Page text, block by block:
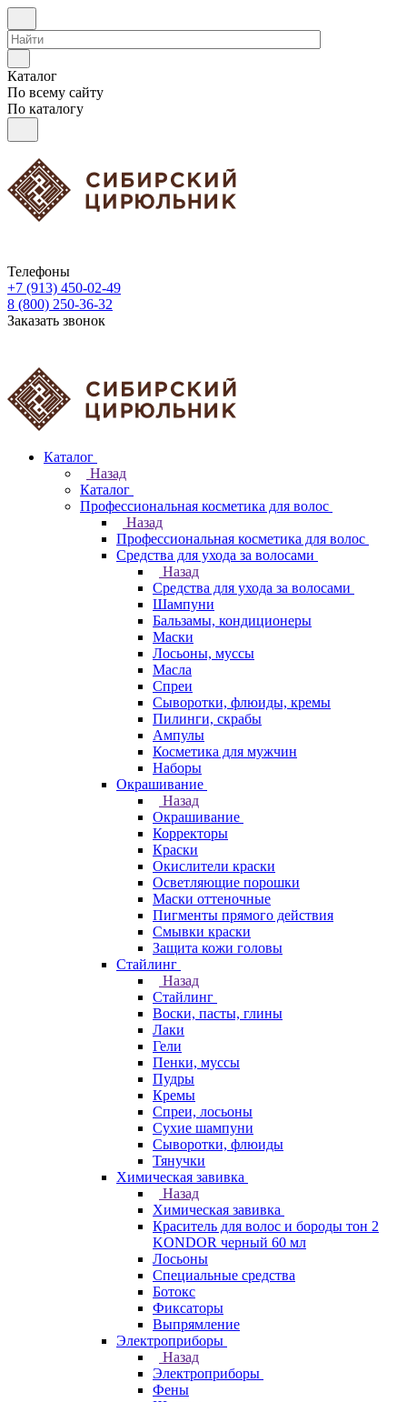
Каталог
По всему сайту
По каталогу
Телефоны
+7 (913) 450-02-49
8 (800) 250-36-32
Заказать звонок
Каталог
Назад
Каталог
Профессиональная косметика для волос
Назад
Профессиональная косметика для волос
Средства для ухода за волосами
Назад
Средства для ухода за волосами
Шампуни
Бальзамы, кондиционеры
Маски
Лосьоны, муссы
Масла
Спреи
Сыворотки, флюиды, кремы
Пилинги, скрабы
Ампулы
Косметика для мужчин
Наборы
Окрашивание
Назад
Окрашивание
Корректоры
Краски
Окислители краски
Осветляющие порошки
Маски оттеночные
Пигменты прямого действия
Смывки краски
Защита кожи головы
Стайлинг
Назад
Стайлинг
Воски, пасты, глины
Лаки
Гели
Пенки, муссы
Пудры
Кремы
Спреи, лосьоны
Сухие шампуни
Сыворотки, флюиды
Тянучки
Химическая завивка
Назад
Химическая завивка
Краситель для волос и бороды тон 2
KONDOR черный 60 мл
Лосьоны
Специальные средства
Ботокс
Фиксаторы
Выпрямление
Электроприборы
Назад
Электроприборы
Фены